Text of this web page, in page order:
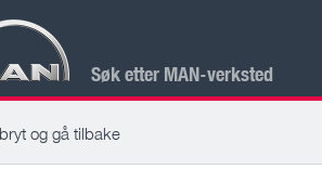
Søk etter MAN-verksted
og gå tilbake